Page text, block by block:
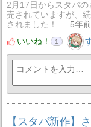
2月17日からスタバ
売されていますが、
されました！…
5年前
いいね！
1
【スタバ新作】